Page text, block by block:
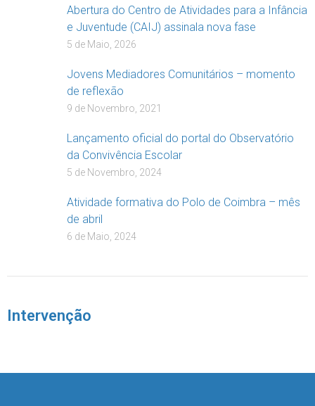
Abertura do Centro de Atividades para a Infância
e Juventude (CAIJ) assinala nova fase
5 de Maio, 2026
Jovens Mediadores Comunitários – momento
de reflexão
9 de Novembro, 2021
Lançamento oficial do portal do Observatório
da Convivência Escolar
5 de Novembro, 2024
Atividade formativa do Polo de Coimbra – mês
de abril
6 de Maio, 2024
Intervenção